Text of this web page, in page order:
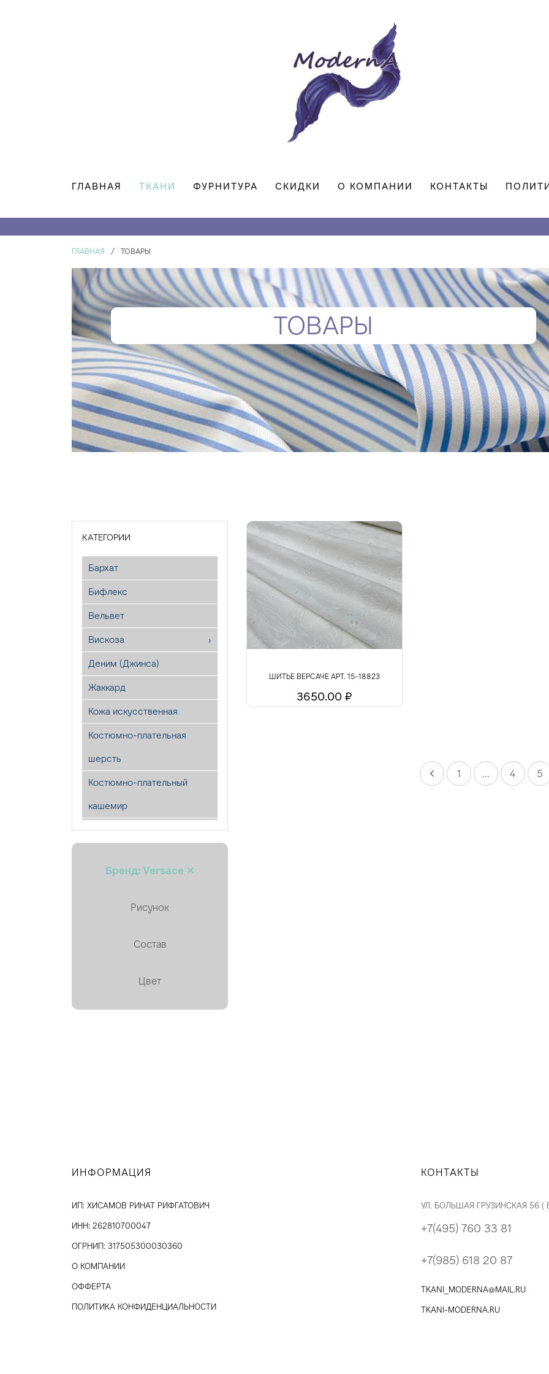
ГЛАВНАЯ ТКАНИ ФУРНИТУРА СКИДКИ О КОМПАНИИ КОНТАКТЫ
ГЛАВНАЯ / ТОВАРЫ
ТОВАРЫ
КАТЕГОРИИ
Бархат
Бифлекс
Вельвет
Вискоза
Деним (Джинса)
Жаккард
Кожа искусственная
Костюмно-плательная
шерсть
Костюмно-плательный
кашемир
Кружево
Мех искусственный
Хлопок
Шитьё
Бренд: Versace ✕
Рисунок
Состав
Цвет
ШИТЬЕ ВЕРСАЧЕ АРТ. 15-18823
3650.00 ₽
1 ... 4 5
ИНФОРМАЦИЯ
ИП: ХИСАМОВ РИНАТ РИФГАТОВИЧ
ИНН: 262810700047
ОГРНИП: 317505300030360
О КОМПАНИИ
ОФФЕРТА
ПОЛИТИКА КОНФИДЕНЦИАЛЬНОСТИ
КОНТАКТЫ
УЛ. БОЛЬШАЯ ГРУЗИНСКАЯ 56 (
+7(495) 760 33 81
+7(985) 618 20 87
TKANI_MODERNA@MAIL.RU
TKANI-MODERNA.RU